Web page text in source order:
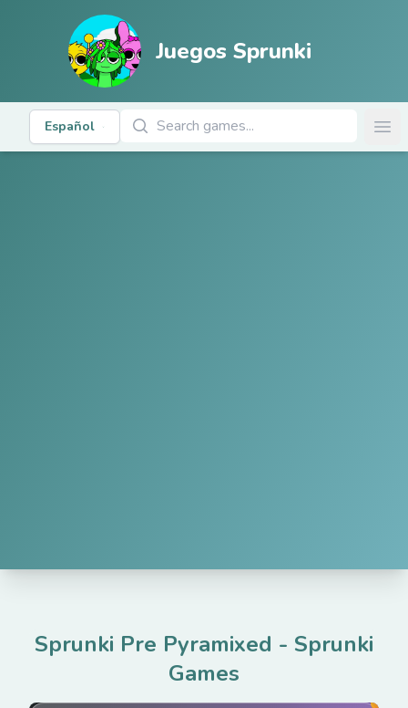
Juegos Sprunki
Español
Buscar Juegos
Sprunki Pre Pyramixed - Sprunki
Games